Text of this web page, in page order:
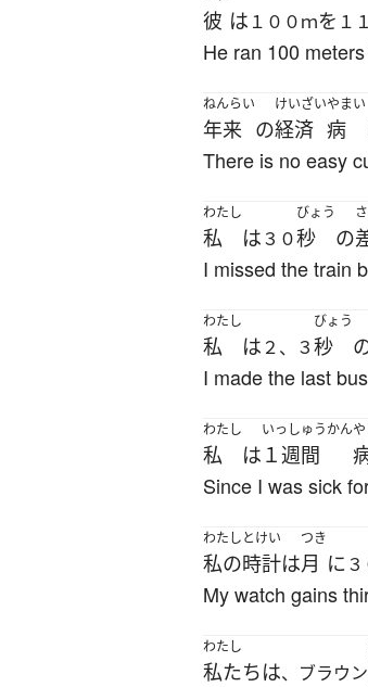
彼 は １００ｍを １１
He ran 100
ねんらい
年来 の
けいざい
経済
やまい
病
There is no easy
わたし
私 は３０
びょう
秒 の
さ
I missed the train
わたし
私 は２、３
びょう
秒
I made the last
わたし
私 は
いっしゅうかん
１週間
Since I was sick
わたし
私の
とけい
時計は
つき
月 に３
My watch gains
わたし
私たちは、ブラウン